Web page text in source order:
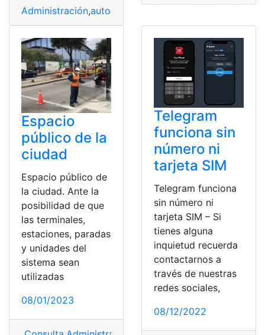
Administración,autoridades
Espacio
público de la
ciudad
Espacio público de
la ciudad. Ante la
posibilidad de que
las terminales,
estaciones, paradas
y unidades del
sistema sean
utilizadas
08/01/2023
Telegram
funciona sin
número ni
tarjeta SIM
Telegram funciona
sin número ni
tarjeta SIM – Si
tienes alguna
inquietud recuerda
contactarnos a
través de nuestras
redes sociales,
08/12/2022